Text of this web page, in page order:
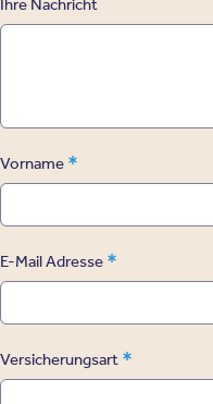
Ihre Nachricht
Vorname *
E-Mail Adresse *
Versicherungsart *